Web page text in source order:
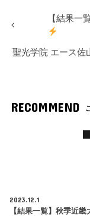
【結果一
聖光学院 エース佐
RECOMMEND
2023.12.1
【結果一覧】秋季近畿